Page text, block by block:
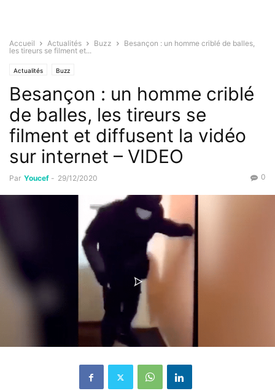
Accueil Actualités Buzz
Besançon : un homme criblé de balles,
les tireurs se filment et...
Actualités Buzz
Besançon : un homme criblé
de balles, les tireurs se
filment et diffusent la vidéo
sur internet – VIDEO
Par Youcef - 29/12/2020 0